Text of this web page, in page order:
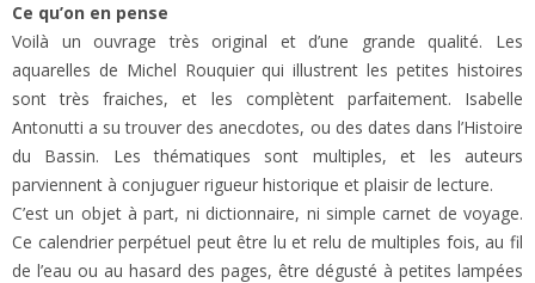
Ce qu’on en pense
Voilà un ouvrage très original et d’une grande qualité. Les
aquarelles de Michel Rouquier qui illustrent les petites histoires
sont très fraiches, et les complètent parfaitement. Isabelle
Antonutti a su trouver des anecdotes, ou des dates dans l’Histoire
du Bassin. Les thématiques sont multiples, et les auteurs
parviennent à conjuguer rigueur historique et plaisir de lecture.
C’est un objet à part, ni dictionnaire, ni simple carnet de voyage.
Ce calendrier perpétuel peut être lu et relu de multiples fois, au fil
de l’eau ou au hasard des pages, être dégusté à petites lampées